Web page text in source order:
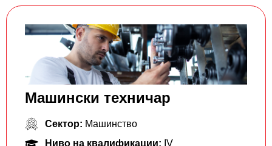
Машински техничар
Сектор: Машинство
Ниво на квалификации: IV